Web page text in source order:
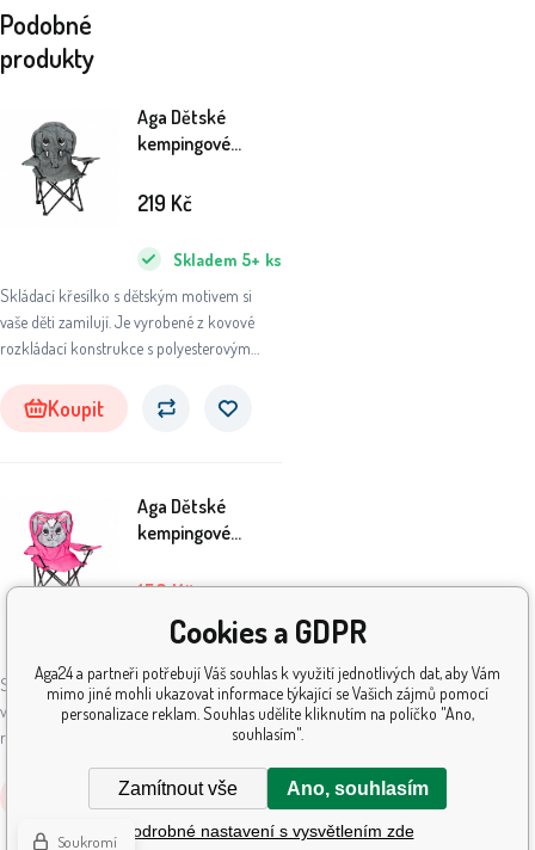
Podobné
produkty
Aga Dětské
kempingové
Skládací křesílko s dětským motivem si
vaše děti zamilují. Je vyrobené z kovové
rozkládací konstrukce s polyesterovým
Skladem 5+ ks
219 Kč
Koupit
Aga Dětské
kempingové
Skládací křesílko s dětským motivem si
vaše děti zamilují. Je vyrobené z kovové
rozkládací konstrukce s polyesterovým
potahem ve tvaru zvířátka.
Skladem 5+ ks
159Kč209Kč
Cookies a GDPR
Aga24 a partneři potřebují Váš souhlas k využití jednotlivých dat, aby Vám
mimo jiné mohli ukazovat informace týkající se Vašich zájmů pomocí
personalizace reklam. Souhlas udělíte kliknutím na políčko "Ano,
souhlasím".
Zamítnout vše Ano, souhlasím
Podrobné nastavení s vysvětlením zde
Soukromí